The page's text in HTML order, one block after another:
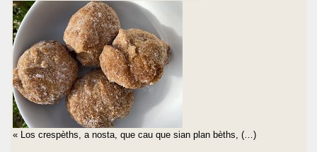
« Los crespèths, a nosta, que cau que sian plan bèths, (…)